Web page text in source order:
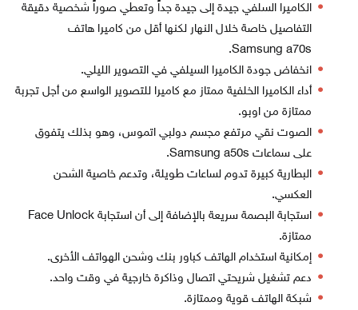
الكاميرا السلفي جيدة إلى جيدة جداً وتعطي صوراً شخصية دقيقة
التفاصيل خاصة خلال النهار لكنها أقل من كاميرا هاتف
Samsung a70s.
انخفاض جودة الكاميرا السيلفي في التصوير الليلي.
أداء الكاميرا الخلفية ممتاز مع كاميرا للتصوير الواسع من أجل تجربة
ممتازة من اوبو.
الصوت نقي مرتفع مجسم دولبي اتموس، وهو بذلك يتفوق
على سماعات Samsung a50s.
البطارية كبيرة تدوم لساعات طويلة، وتدعم خاصية الشحن
العكسي.
استجابة البصمة سريعة بالإضافة إلى أن استجابة Face Unlock
ممتازة.
إمكانية استخدام الهاتف كباور بنك وشحن الهواتف الأخرى.
دعم تشغيل شريحتي اتصال وذاكرة خارجية في وقت واحد.
شبكة الهاتف قوية وممتازة.